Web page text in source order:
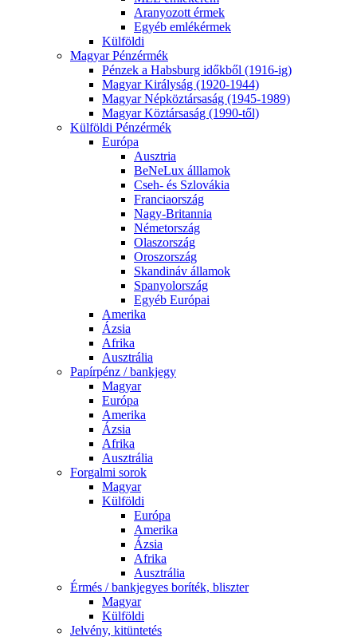
Aranyozott érmek
Egyéb emlékérmek
Külföldi
Magyar Pénzérmék
Pénzek a Habsburg időkből (1916-ig)
Magyar Királyság (1920-1944)
Magyar Népköztársaság (1945-1989)
Magyar Köztársaság (1990-től)
Külföldi Pénzérmék
Európa
Ausztria
BeNeLux álllamok
Cseh- és Szlovákia
Franciaország
Nagy-Britannia
Németország
Olaszország
Oroszország
Skandináv államok
Spanyolország
Egyéb Európai
Amerika
Ázsia
Afrika
Ausztrália
Papírpénz / bankjegy
Magyar
Európa
Amerika
Ázsia
Afrika
Ausztrália
Forgalmi sorok
Magyar
Külföldi
Európa
Amerika
Ázsia
Afrika
Ausztrália
Érmés / bankjegyes boríték, bliszter
Magyar
Külföldi
Jelvény, kitüntetés